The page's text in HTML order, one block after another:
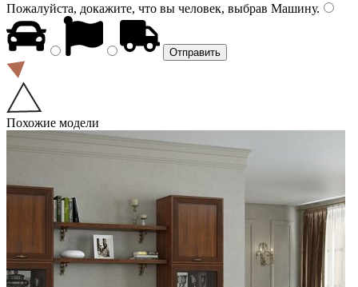
Пожалуйста, докажите, что вы человек, выбрав Машину.
Похожие модели